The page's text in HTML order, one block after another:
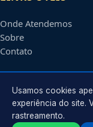
Onde Atendemos
Sobre
Contato
CONTATO
Atendimento em
Usamos cookies
experiência do site.
rastreamento.